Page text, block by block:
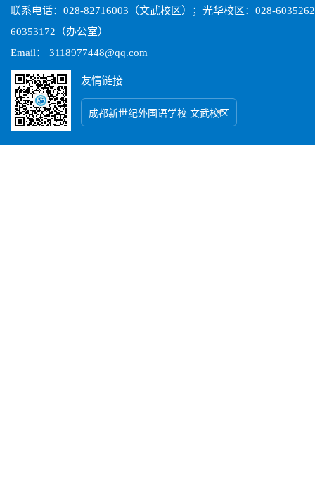
联系电话：028-82716003（文武校区）；光华校区：028-
60353172（办公室）
Email： 3118977448@qq.com
友情链接